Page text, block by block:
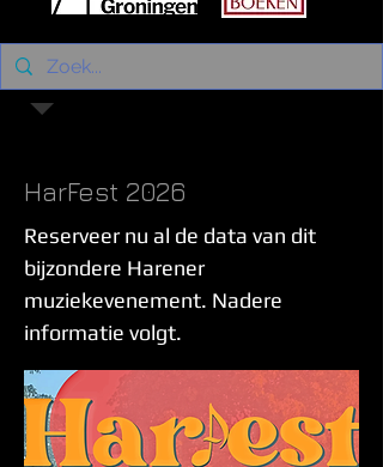
HarFest 2026
Reserveer nu al de data van dit
bijzondere Harener
muziekevenement. Nadere
informatie volgt.